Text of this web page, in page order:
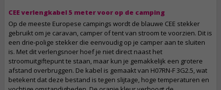
CEE verlengkabel 5 meter voor op de camping
Op de meeste Europese campings wordt de blauwe CEE stekker
gebruikt om je caravan, camper of tent van stroom te voorzien. Dit is
een drie-polige stekker die eenvoudig op je camper aan te sluiten
is. Met dit verlengsnoer hoef je niet direct naast het
stroomuitgiftepunt te staan, maar kun je gemakkelijk een grotere
afstand overbruggen. De kabel is gemaakt van H07RN-F 3G2.5, wat
betekent dat deze bestand is tegen slijtage, hoge temperaturen en